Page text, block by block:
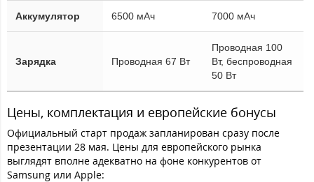
Аккумулятор 6500 мАч 7000 мАч
Зарядка Проводная 67 Вт
Проводная 100
Вт, беспроводная
50 Вт
Цены, комплектация и европейские бонусы
Официальный старт продаж запланирован сразу после
презентации 28 мая. Цены для европейского рынка
выглядят вполне адекватно на фоне конкурентов от
Samsung или Apple: